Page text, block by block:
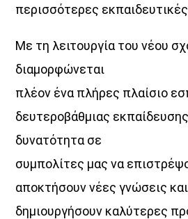
Τα Τραγούδια Αλλιώς
περισσότερες εκπαιδευτικές
Με τη λειτουργία του νέου
διαμορφώνεται
πλέον ένα πλήρες πλαίσιο
δευτεροβάθμιας
δυνατότητα σε
συμπολίτες μας να
αποκτήσουν νέες γνώσεις
δημιουργήσουν καλύτερες